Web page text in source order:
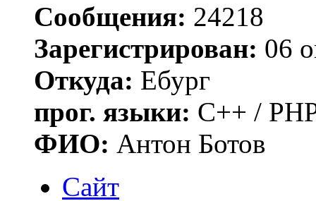
Сообщения: 24218
Зарегистрирован: 06
Откуда: Ебург
прог. языки: C++ /
ФИО: Антон Ботов
Сайт